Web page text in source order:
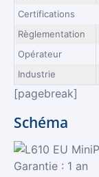
Certifications
Règlementation
Opérateur
Industrie
[pagebreak]
Schéma
Garantie : 1 an